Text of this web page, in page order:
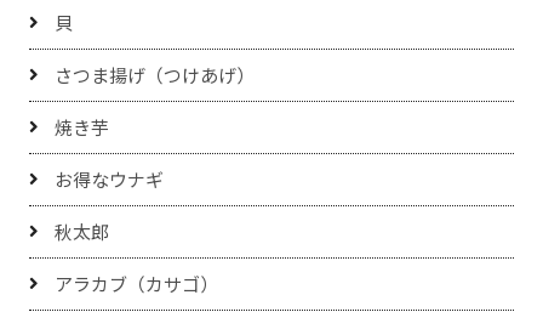
貝
さつま揚げ（つけあげ）
焼き芋
お得なウナギ
秋太郎
アラカブ（カサゴ）